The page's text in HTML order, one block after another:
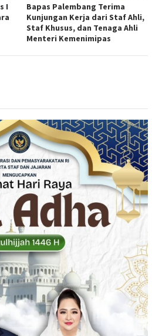
I
Bapas Palembang Terima
Kunjungan Kerja dari Staf Ahli,
Staf Khusus, dan Tenaga Ahli
Menteri Kemenimipas